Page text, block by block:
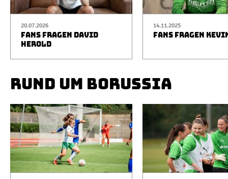
20.07.2026
FANS FRAGEN DAVID
HEROLD
14.11.2025
FANS FRAGEN
RUND UM BORUSSIA